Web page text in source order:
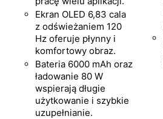
Ekran OLED 6,83 cala
z odświeżaniem 120
Hz oferuje płynny i
komfortowy obraz.
Bateria 6000 mAh oraz
ładowanie 80 W
wspierają długie
użytkowanie i szybkie
uzupełnianie.